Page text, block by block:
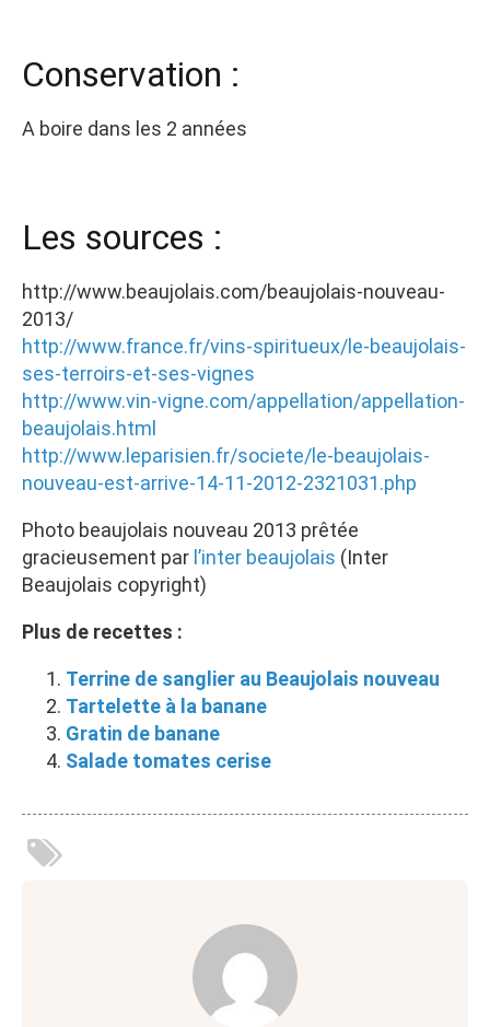
Conservation :
A boire dans les 2 années
Les sources :
http://www.beaujolais.com/beaujolais-nouveau-
2013/
http://www.france.fr/vins-spiritueux/le-beaujolais-
ses-terroirs-et-ses-vignes
http://www.vin-vigne.com/appellation/appellation-
beaujolais.html
http://www.leparisien.fr/societe/le-beaujolais-
nouveau-est-arrive-14-11-2012-2321031.php
Photo beaujolais nouveau 2013 prêtée
gracieusement par l’inter beaujolais (Inter
Beaujolais copyright)
Plus de recettes :
Terrine de sanglier au Beaujolais nouveau
Tartelette à la banane
Gratin de banane
Salade tomates cerise